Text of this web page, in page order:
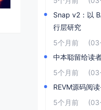
Snap v2：以
行层研究
5个月前
中本聪留给读
5个月前
REVM源码阅
5个月前